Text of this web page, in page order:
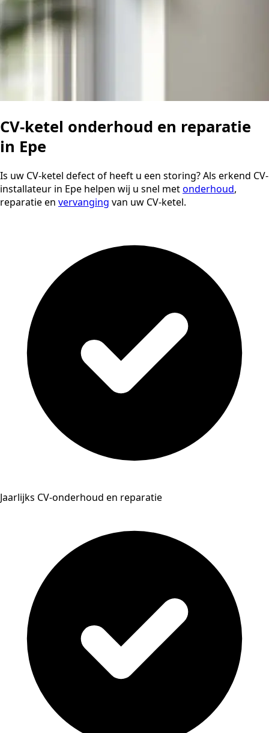
CV-ketel onderhoud en reparatie
in Epe
Is uw CV-ketel defect of heeft u een storing? Als erkend CV-
installateur in Epe helpen wij u snel metonderhoud,
reparatie en vervanging van uw CV-ketel.
Jaarlijks CV-onderhoud en reparatie